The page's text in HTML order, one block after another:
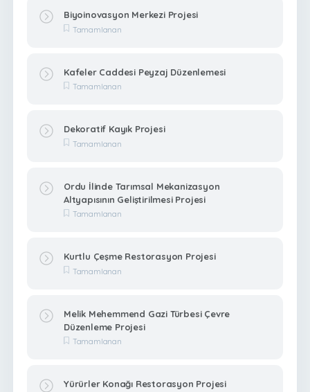
Biyoinovasyon Merkezi Projesi
Tamamlanan
Kafeler Caddesi Peyzaj Düzenlemesi
Tamamlanan
Dekoratif Kayık Projesi
Tamamlanan
Ordu İlinde Tarımsal Mekanizasyon
Altyapısının Geliştirilmesi Projesi
Tamamlanan
Kurtlu Çeşme Restorasyon Projesi
Tamamlanan
Melik Mehemmend Gazi Türbesi Çevre
Düzenleme Projesi
Tamamlanan
Yürürler Konağı Restorasyon Projesi